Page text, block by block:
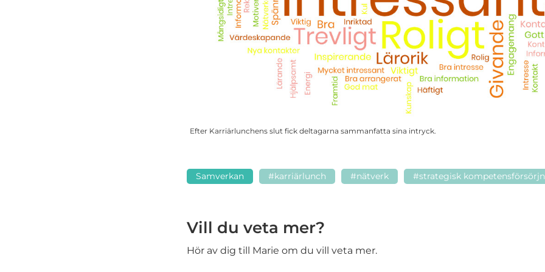
Efter Karriärlunchens slut fick deltagarna sammanfatta sina intryck.
Samverkan #karriärlunch #nätverk #strategisk
Vill du veta mer?
Hör av dig till Marie om du vill veta mer.